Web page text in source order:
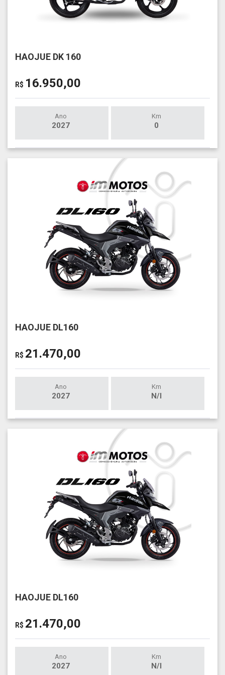
HAOJUE DK 160
R$ 16.950,00
Ano
2027
Km
0
HAOJUE DL160
R$ 21.470,00
Ano
2027
Km
N/I
HAOJUE DL160
R$ 21.470,00
Ano
2027
Km
N/I